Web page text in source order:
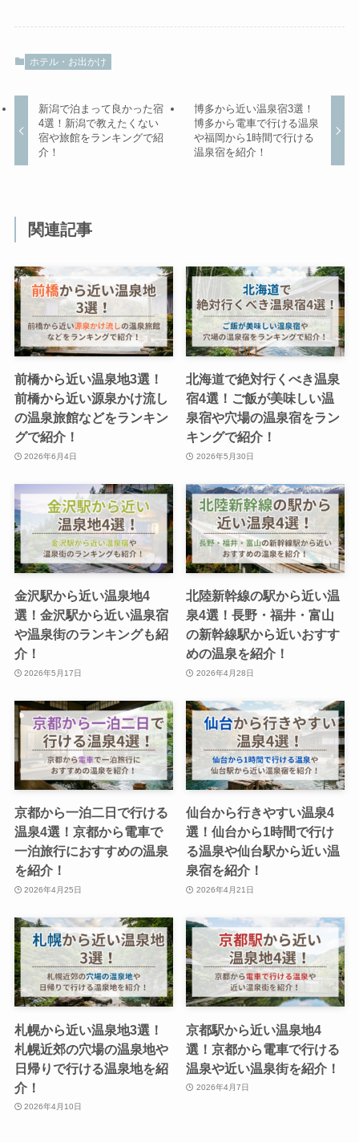
ホテル・お出かけ
新潟で泊まって良かった宿
4選！新潟で教えたくない
宿や旅館をランキングで紹
介！
博多から近い温泉宿3選！
博多から電車で行ける温泉
や福岡から1時間で行ける
温泉宿を紹介！
関連記事
前橋から近い温泉地3選！
前橋から近い源泉かけ流し
の温泉旅館などをランキン
グで紹介！
2026年6月4日
北海道で絶対行くべき温泉
宿4選！ご飯が美味しい温
泉宿や穴場の温泉宿をラン
キングで紹介！
2026年5月30日
金沢駅から近い温泉地4
選！金沢駅から近い温泉宿
や温泉街のランキングも紹
介！
2026年5月17日
北陸新幹線の駅から近い温
泉4選！長野・福井・富山
の新幹線駅から近いおすす
めの温泉を紹介！
2026年4月28日
京都から一泊二日で行ける
温泉4選！京都から電車で
一泊旅行におすすめの温泉
を紹介！
2026年4月25日
仙台から行きやすい温泉4
選！仙台から1時間で行け
る温泉や仙台駅から近い温
泉宿を紹介！
2026年4月21日
札幌から近い温泉地3選！
札幌近郊の穴場の温泉地や
日帰りで行ける温泉地を紹
介！
2026年4月10日
京都駅から近い温泉地4
選！京都から電車で行ける
温泉や近い温泉街を紹介！
2026年4月7日